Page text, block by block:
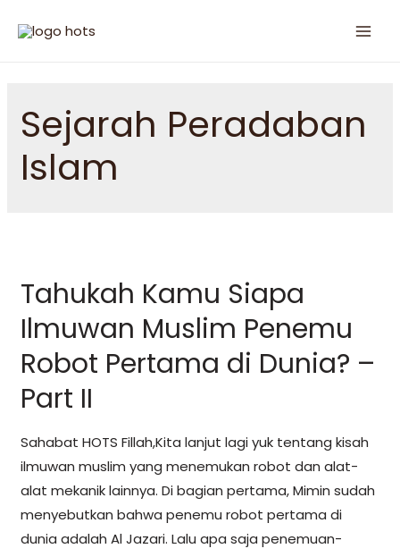
Sejarah Peradaban
Islam
Tahukah Kamu Siapa
Ilmuwan Muslim Penemu
Robot Pertama di Dunia? –
Part II
Sahabat HOTS Fillah,Kita lanjut lagi yuk tentang kisah
ilmuwan muslim yang menemukan robot dan alat-
alat mekanik lainnya. Di bagian pertama, Mimin sudah
menyebutkan bahwa penemu robot pertama di
dunia adalah Al Jazari. Lalu apa saja penemuan-